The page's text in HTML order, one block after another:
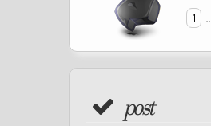
1
post